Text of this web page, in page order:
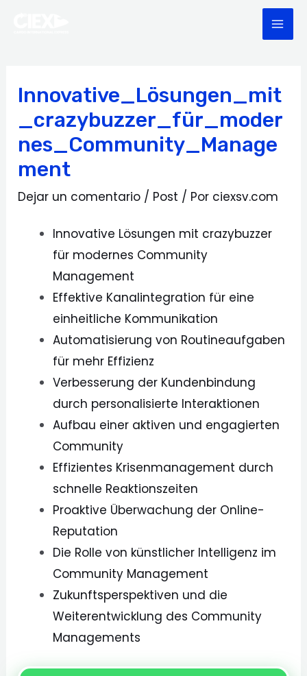
Innovative_Lösungen_mit
_crazybuzzer_für_moder
nes_Community_Manage
ment
Dejar un comentario / Post / Por ciexsv.com
Innovative Lösungen mit crazybuzzer
für modernes Community
Management
Effektive Kanalintegration für eine
einheitliche Kommunikation
Automatisierung von Routineaufgaben
für mehr Effizienz
Verbesserung der Kundenbindung
durch personalisierte Interaktionen
Aufbau einer aktiven und engagierten
Community
Effizientes Krisenmanagement durch
schnelle Reaktionszeiten
Proaktive Überwachung der Online-
Reputation
Die Rolle von künstlicher Intelligenz im
Community Management
Zukunftsperspektiven und die
Weiterentwicklung des Community
Managements